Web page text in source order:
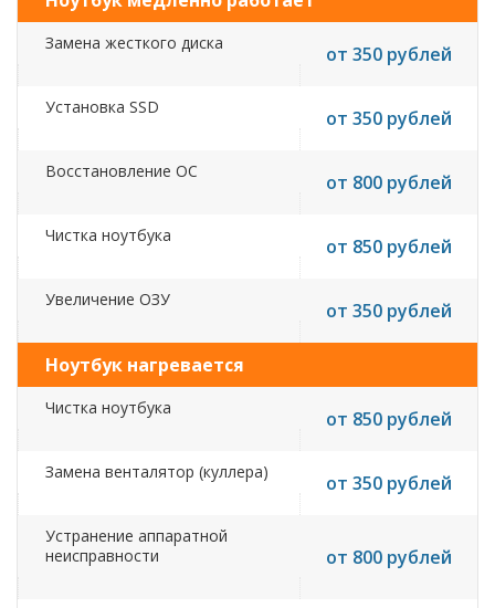
Замена жесткого диска от 350 рублей
Установка SSD от 350 рублей
Восстановление ОС от 800 рублей
Чистка ноутбука от 850 рублей
Увеличение ОЗУ от 350 рублей
Ноутбук нагревается
Чистка ноутбука от 850 рублей
Замена венталятор (куллера) от 350 рублей
Устранение аппаратной
неисправности
от 800 рублей